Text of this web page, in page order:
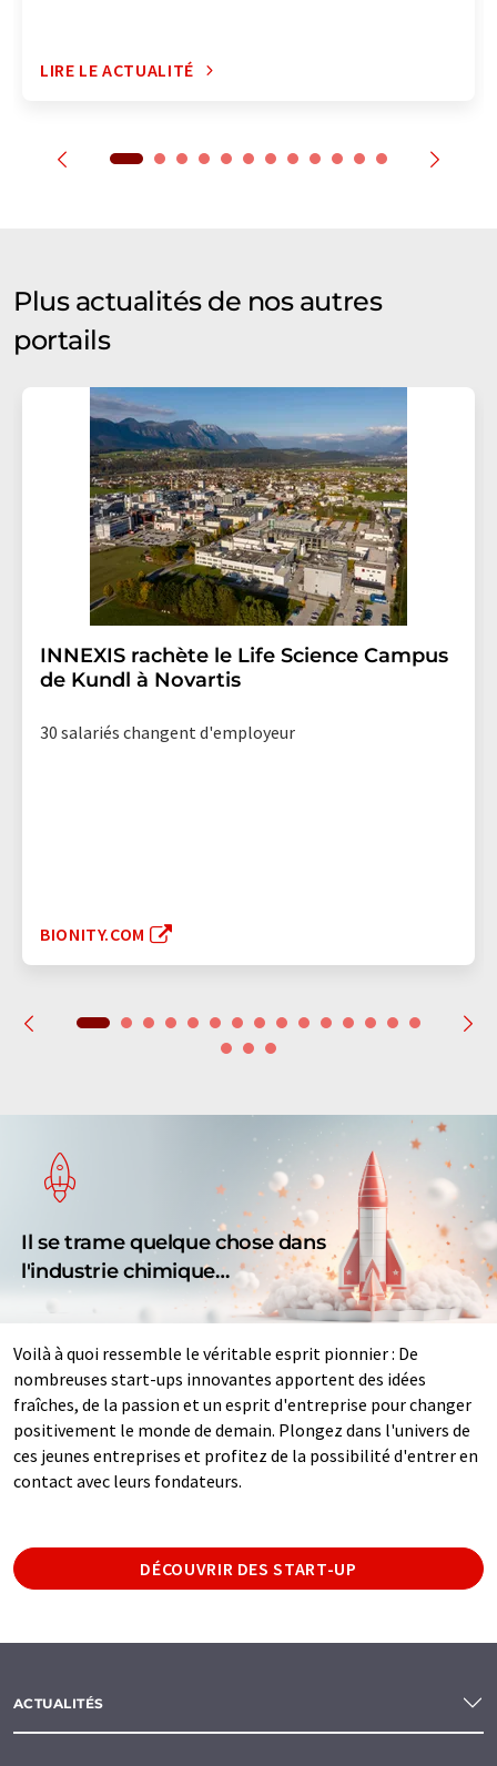
LIRE LE ACTUALITÉ
Plus actualités de nos autres
portails
INNEXIS rachète le Life Science Campus
de Kundl à Novartis
30 salariés changent d'employeur
BIONITY.COM
Il se trame quelque chose dans
l'industrie chimique…
Voilà à quoi ressemble le véritable esprit pionnier : De
nombreuses start-ups innovantes apportent des idées
fraîches, de la passion et un esprit d'entreprise pour changer
positivement le monde de demain. Plongez dans l'univers de
ces jeunes entreprises et profitez de la possibilité d'entrer en
contact avec leurs fondateurs.
DÉCOUVRIR DES START-UP
ACTUALITÉS